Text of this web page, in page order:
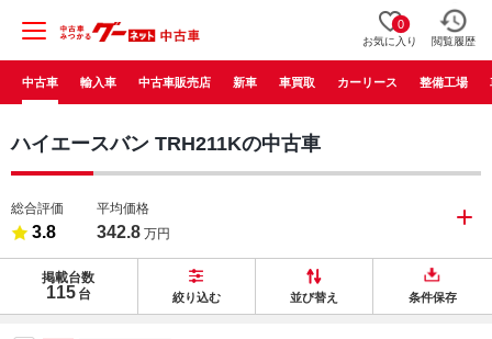
0
お気に入り 閲覧履歴
中古車 輸入車 中古車販売店 新車 車買取 カーリース 整備工場
ハイエースバン TRH211Kの中古車
総合評価
3.8
平均価格
342.8 万円
掲載台数
115 台 絞り込む 並び替え 条件保存